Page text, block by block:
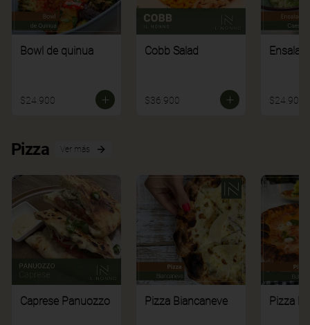
Bowl de quinua
$24.900
Cobb Salad
$36.900 $24.900
Pizza Ver más
Caprese Panuozzo Pizza Biancaneve Pizza